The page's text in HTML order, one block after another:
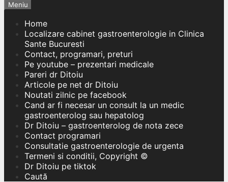
Meniu
Home
Localizare cabinet gastroenterologie in Clinica
Sante Bucuresti
Contact, programari, preturi
Pe youtube – prezentari medicale
Pareri dr Ditoiu
Articole pe net dr Ditoiu
Noutati zilnic pe facebook
Cand ar fi necesar un consult la un medic
gastroenterolog sau hepatolog
Dr Ditoiu – gastroenterolog de nota zece
Contact programari
Consultatie gastroenterologie de urgenta
Termeni si conditii, Copyright ©
Dr Ditoiu pe tiktok
Caută